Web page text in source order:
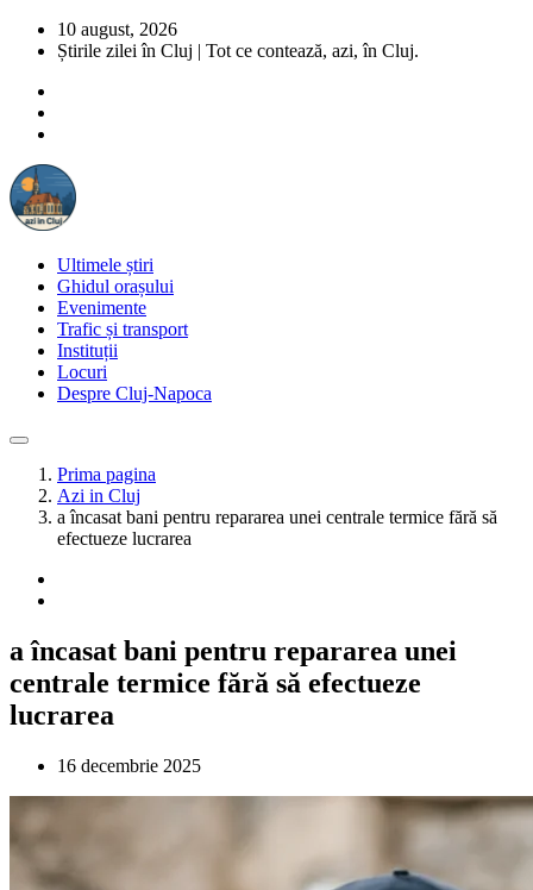
10 august, 2026
Știrile zilei în Cluj | Tot ce contează, azi, în Cluj.
Ultimele știri
Ghidul orașului
Evenimente
Trafic și transport
Instituții
Locuri
Despre Cluj-Napoca
Prima pagina
Azi in Cluj
a încasat bani pentru repararea unei centrale termice fără să
efectueze lucrarea
a încasat bani pentru repararea unei
centrale termice fără să efectueze
lucrarea
16 decembrie 2025